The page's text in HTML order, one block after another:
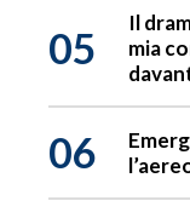
05
Il
mia
06